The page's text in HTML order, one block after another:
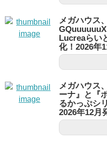
メガハウス
Lucreaらい
化！2026年
メガハウス
ーナ』と『
るかっぷシ
2026年12月